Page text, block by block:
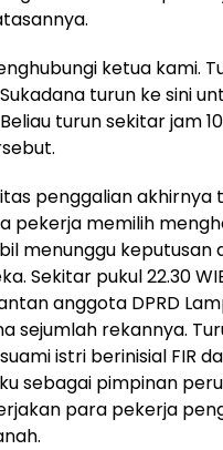
ketua kami.
turun ke sini
turun sekitar jam
penggalian akhirnya
pekerja memilih
menunggu keputusan
Sekitar pukul 22.30
anggota DPRD
sejumlah rekannya.
istri berinisial FIR
sebagai pimpinan
para pekerja